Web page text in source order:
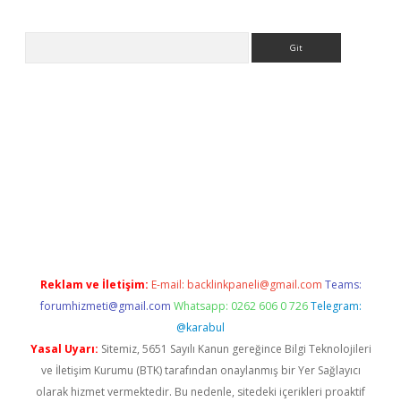
Reklam ve İletişim: E-mail: backlinkpaneli@gmail.com Teams:
forumhizmeti@gmail.com Whatsapp: 0262 606 0 726 Telegram:
@karabul
Yasal Uyarı: Sitemiz, 5651 Sayılı Kanun gereğince Bilgi Teknolojileri
ve İletişim Kurumu (BTK) tarafından onaylanmış bir Yer Sağlayıcı
olarak hizmet vermektedir. Bu nedenle, sitedeki içerikleri proaktif